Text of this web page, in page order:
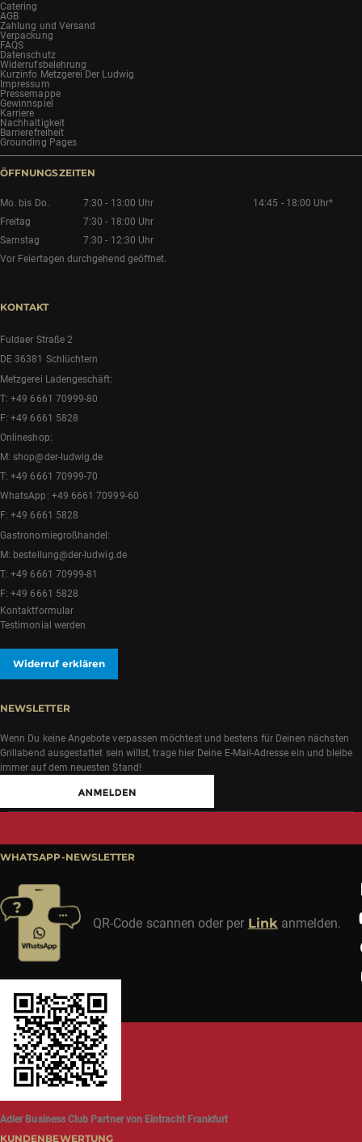
Catering
AGB
Zahlung und Versand
Verpackung
FAQS
Datenschutz
Widerrufsbelehrung
Kurzinfo Metzgerei Der Ludwig
Impressum
Pressemappe
Gewinnspiel
Karriere
Nachhaltigkeit
Barrierefreiheit
Grounding Pages
ÖFFNUNGSZEITEN
Mo. bis Do. 7:30 - 13:00 Uhr
14:45 - 18:00 Uhr*
Freitag
7:30 - 18:00 Uhr
Samstag
7:30 - 12:30 Uhr
Vor Feiertagen durchgehend geöffnet.
KONTAKT
Fuldaer Straße 2
DE 36381 Schlüchtern
Metzgerei Ladengeschäft:
T:+49 6661 70999-80
F: +49 6661 5828
Onlineshop:
M:shop@der-ludwig.de
T:+49 6661 70999-70
WhatsApp: +49 6661 70999-60
F: +49 6661 5828
Gastronomiegroßhandel:
M: bestellung@der-ludwig.de
T:+49 6661 70999-81
F: +49 6661 5828
Kontaktformular
Testimonial werden
Widerruf erklären
NEWSLETTER
Wenn Du keine Angebote verpassen möchtest und bestens für Deinen nächsten
Grillabend ausgestattet sein willst, trage hier Deine E-Mail-Adresse ein und bleibe
immer auf dem neuesten Stand!
WHATSAPP-NEWSLETTER
QR-Code scannen oder per Linkanmelden.
Adler Business Club Partner von Eintracht Frankfurt
KUNDENBEWERTUNG